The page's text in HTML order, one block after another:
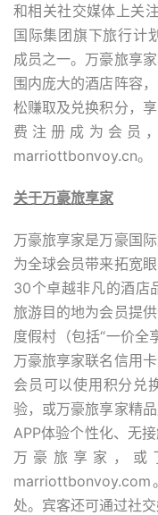
和相关社交媒体上关
国际集团旗下旅行计
成员之一。万豪旅享
围内庞大的酒店阵容
松赚取及兑换积分，
费注册成为会员
marriottbonvoy.cn。
关于万豪旅享家
万豪旅享家是万豪国
为全球会员带来拓宽
30个卓越非凡的酒店
旅游目的地为会员提
度假村（包括“一价全
万豪旅享家联名信用
会员可以使用积分兑
验，或万豪旅享家精
APP体验个性化、无
万豪旅享家，或
marriottbonvoy.com
处。宾客还可通过社